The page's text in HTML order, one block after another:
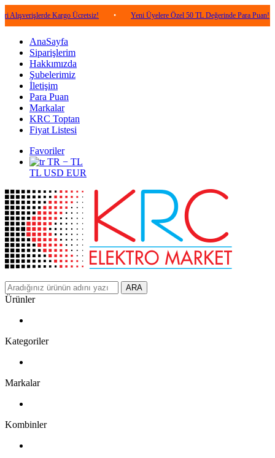
Kargo Ücretsiz! • Yeni Üyelere Özel 50 TL Değerinde Para Puan! •
AnaSayfa
Siparişlerim
Hakkımızda
Şubelerimiz
İletişim
Para Puan
Markalar
KRC Toptan
Fiyat Listesi
Favoriler
TR − TL
TL USD EUR
ARA
Ürünler
Kategoriler
Markalar
Kombinler